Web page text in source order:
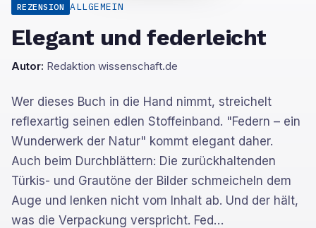
REZENSION ALLGEMEIN
Elegant und federleicht
Autor: Redaktion wissenschaft.de
Wer dieses Buch in die Hand nimmt, streichelt
reflexartig seinen edlen Stoffeinband. "Federn – ein
Wunderwerk der Natur" kommt elegant daher.
Auch beim Durchblättern: Die zurückhaltenden
Türkis- und Grautöne der Bilder schmeicheln dem
Auge und lenken nicht vom Inhalt ab. Und der hält,
was die Verpackung verspricht. Fed…